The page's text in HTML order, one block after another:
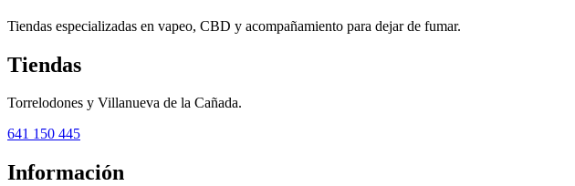
Tiendas especializadas en vapeo, CBD y acompañamiento para dejar de fumar.
Tiendas
Torrelodones y Villanueva de la Cañada.
641 150 445
Información